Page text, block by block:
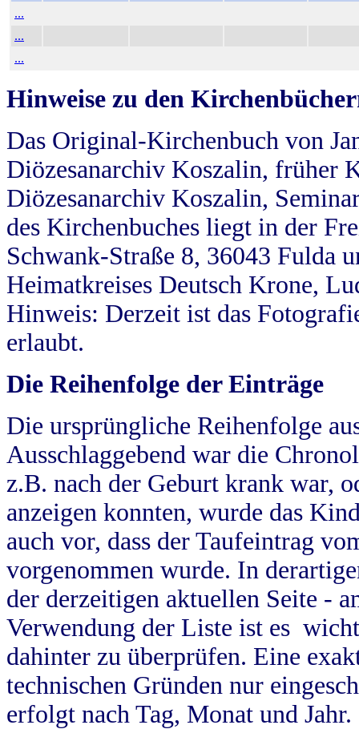
...
...
...
Hinweise zu den
Das Original-Kirchenbuch von
Diözesanarchiv Koszalin, früher
Diözesanarchiv Koszalin,
des Kirchenbuches liegt in der
Schwank-Straße 8, 36043 Fulda
Heimatkreises Deutsch Krone,
Hinweis: Derzeit ist das
erlaubt.
Die Reihenfolge der Einträge
Die ursprüngliche Reihenfolge
Ausschlaggebend war die
z.B. nach der Geburt krank war,
anzeigen konnten, wurde das
auch vor, dass der Taufeintrag
vorgenommen wurde. In
der derzeitigen aktuellen Seite -
Verwendung der Liste ist es
dahinter zu überprüfen. Eine
technischen Gründen nur
erfolgt nach Tag, Monat und Jahr.